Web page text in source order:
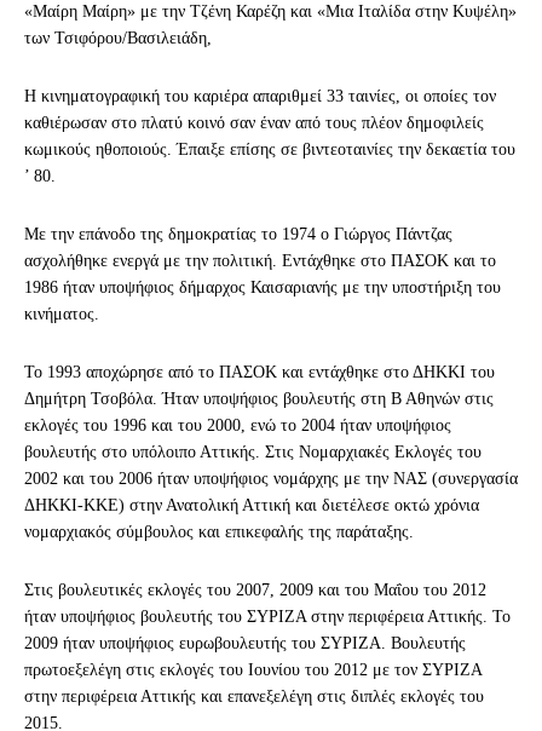
«Μαίρη Μαίρη» με την Τζένη Καρέζη και «Μια Ιταλίδα στην Κυψέλη»
των Τσιφόρου/Βασιλειάδη,
Η κινηματογραφική του καριέρα απαριθμεί 33 ταινίες, οι οποίες τον
καθιέρωσαν στο πλατύ κοινό σαν έναν από τους πλέον δημοφιλείς
κωμικούς ηθοποιούς. Έπαιξε επίσης σε βιντεοταινίες την δεκαετία του
’ 80.
Με την επάνοδο της δημοκρατίας το 1974 ο Γιώργος Πάντζας
ασχολήθηκε ενεργά με την πολιτική. Εντάχθηκε στο ΠΑΣΟΚ και το
1986 ήταν υποψήφιος δήμαρχος Καισαριανής με την υποστήριξη του
κινήματος.
Το 1993 αποχώρησε από το ΠΑΣΟΚ και εντάχθηκε στο ΔΗΚΚΙ του
Δημήτρη Τσοβόλα. Ήταν υποψήφιος βουλευτής στη Β Αθηνών στις
εκλογές του 1996 και του 2000, ενώ το 2004 ήταν υποψήφιος
βουλευτής στο υπόλοιπο Αττικής. Στις Νομαρχιακές Εκλογές του
2002 και του 2006 ήταν υποψήφιος νομάρχης με την ΝΑΣ (συνεργασία
ΔΗΚΚΙ-ΚΚΕ) στην Ανατολική Αττική και διετέλεσε οκτώ χρόνια
νομαρχιακός σύμβουλος και επικεφαλής της παράταξης.
Στις βουλευτικές εκλογές του 2007, 2009 και του Μαΐου του 2012
ήταν υποψήφιος βουλευτής του ΣΥΡΙΖΑ στην περιφέρεια Αττικής. Το
2009 ήταν υποψήφιος ευρωβουλευτής του ΣΥΡΙΖΑ. Βουλευτής
πρωτοεξελέγη στις εκλογές του Ιουνίου του 2012 με τον ΣΥΡΙΖΑ
στην περιφέρεια Αττικής και επανεξελέγη στις διπλές εκλογές του
2015.